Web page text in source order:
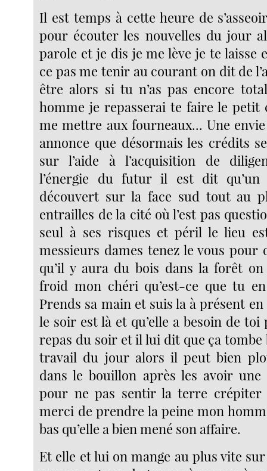
Il est temps à cette heure de
pour écouter les nouvelles du jour
parole et je dis je me lève je te laisse
ce pas me tenir au courant on dit de
être alors si tu n’as pas encore
homme je repasserai te faire le petit
me mettre aux fourneaux... Une
annonce que désormais les crédits
sur l’aide à l’acquisition de
l’énergie du futur il est dit qu’un
découvert sur la face sud tout au
entrailles de la cité où l’est pas
seul à ses risques et péril le lieu
messieurs dames tenez le vous
qu’il y aura du bois dans la forêt
froid mon chéri qu’est-ce que tu
Prends sa main et suis la à présent en
le soir est là et qu’elle a besoin de
repas du soir et il lui dit que ça
travail du jour alors il peut bien
dans le bouillon après les avoir une
pour ne pas sentir la terre crépiter
merci de prendre la peine mon
bas qu’elle a bien mené son affaire.
Et elle et lui on mange au plus vite